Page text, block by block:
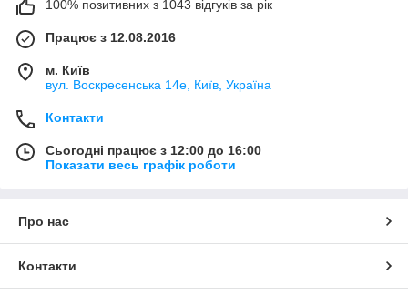
100% позитивних з 1043 відгуків за рік
Працює з 12.08.2016
м. Київ
вул. Воскресенська 14е, Київ, Україна
Контакти
Сьогодні працює з 12:00 до 16:00
Показати весь графік роботи
Про нас
Контакти